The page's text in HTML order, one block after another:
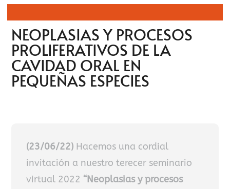
NEOPLASIAS Y PROCESOS
PROLIFERATIVOS DE LA
CAVIDAD ORAL EN
PEQUEÑAS ESPECIES
(23/06/22) Hacemos una cordial
invitación a nuestro terecer seminario
virtual 2022 “Neoplasias y procesos